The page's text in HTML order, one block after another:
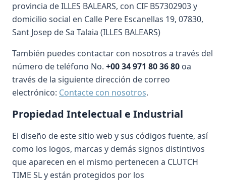
provincia de ILLES BALEARS, con CIF B57302903 y
domicilio social en Calle Pere Escanellas 19, 07830,
Sant Josep de Sa Talaia (ILLES BALEARS)
También puedes contactar con nosotros a través del
número de teléfono No. +00 34 971 80 36 80 oa
través de la siguiente dirección de correo
electrónico: Contacte con nosotros.
Propiedad Intelectual e Industrial
El diseño de este sitio web y sus códigos fuente, así
como los logos, marcas y demás signos distintivos
que aparecen en el mismo pertenecen a CLUTCH
TIME SL y están protegidos por los